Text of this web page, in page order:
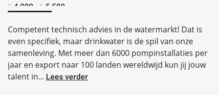
€ 4.000 - € 5.500
Competent technisch advies in de watermarkt! Dat is
even specifiek, maar drinkwater is de spil van onze
samenleving. Met meer dan 6000 pompinstallaties per
jaar en export naar 100 landen wereldwijd kun jij jouw
talent in... Lees verder